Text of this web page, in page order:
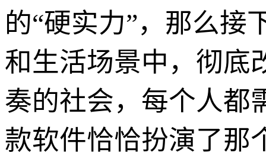
的“硬实力”，那么接
和生活场景中，彻底
奏的社会，每个人都
款软件恰恰扮演了那